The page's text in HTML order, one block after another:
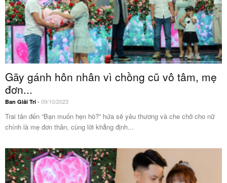
Gãy gánh hôn nhân vì chồng cũ vô tâm, mẹ
đơn...
Ban Giải Trí - 09/10/2023
Trai tân đến “Bạn muốn hẹn hò?” hứa sẽ yêu thương và che chở cho nữ
chính là mẹ đơn thân, cùng lời khẳng định...